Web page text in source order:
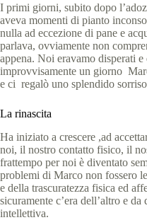
I primi giorni, subito dopo
aveva momenti di pianto
nulla ad eccezione di pane e
parlava, ovviamente non
appena. Noi eravamo disperati
improvvisamente un giorno
e ci regalò uno splendido
La rinascita
Ha iniziato a crescere ,ad
noi, il nostro contatto fisico, il
frattempo per noi è diventato
problemi di Marco non fossero
e della trascuratezza fisica ed
sicuramente c’era dell’altro e
intellettiva.